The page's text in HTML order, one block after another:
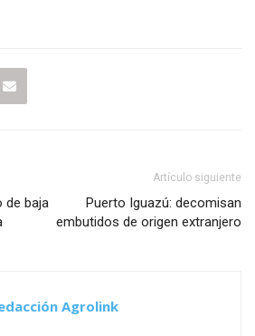
de baja
Artículo siguiente
Puerto Iguazú: decomisan
embutidos de origen extranjero
Agrolink